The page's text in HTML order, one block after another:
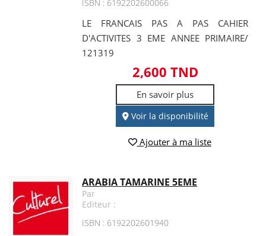
ISBN : 6192202600066
LE FRANCAIS PAS A PAS CAHIER
D'ACTIVITES 3 EME ANNEE PRIMAIRE/
121319
2,600 TND
En savoir plus
Voir la disponibilité
Ajouter à ma liste
ARABIA TAMARINE 5EME
Par
Editeur :
ISBN : 6192202601940